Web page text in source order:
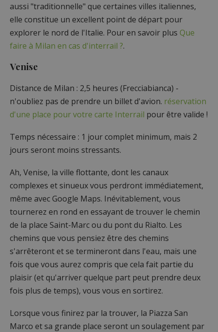
aussi "traditionnelle" que certaines villes italiennes,
elle constitue un excellent point de départ pour
explorer le nord de l'Italie. Pour en savoir plus Que
faire à Milan en cas d'interrail ?.
Venise
Distance de Milan : 2,5 heures (Frecciabianca) -
n'oubliez pas de prendre un billet d'avion. réservation
d'une place pour votre carte Interrail pour être valide !
Temps nécessaire : 1 jour complet minimum, mais 2
jours seront moins stressants.
Ah, Venise, la ville flottante, dont les canaux
complexes et sinueux vous perdront immédiatement,
même avec Google Maps. Inévitablement, vous
tournerez en rond en essayant de trouver le chemin
de la place Saint-Marc ou du pont du Rialto. Les
chemins que vous pensiez être des chemins
s'arrêteront et se termineront dans l'eau, mais une
fois que vous aurez compris que cela fait partie du
plaisir (et qu'arriver quelque part peut prendre deux
fois plus de temps), vous vous en sortirez.
Lorsque vous finirez par la trouver, la Piazza San
Marco et sa grande place seront un soulagement par